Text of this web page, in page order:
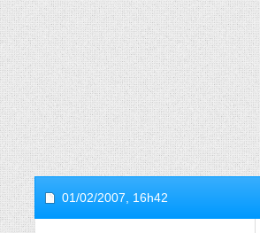
01/02/2007, 16h42